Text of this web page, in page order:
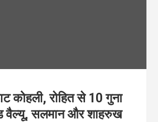
कोहली, रोहित से 10 गुना
वैल्यू, सलमान और शाहरुख